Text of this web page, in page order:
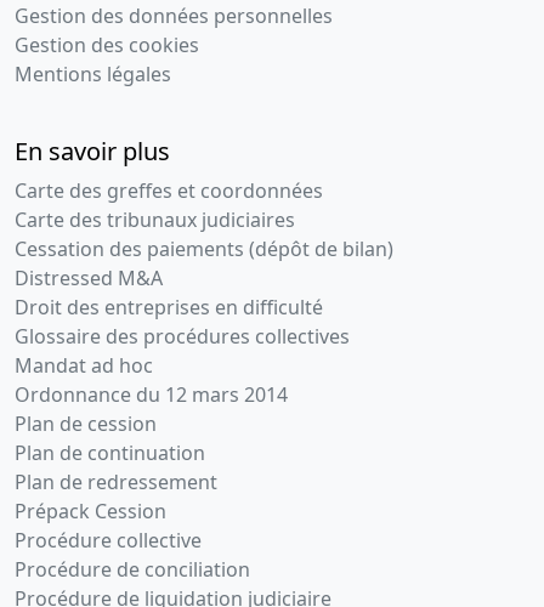
Gestion des données personnelles
Gestion des cookies
Mentions légales
En savoir plus
Carte des greffes et coordonnées
Carte des tribunaux judiciaires
Cessation des paiements (dépôt de bilan)
Distressed M&A
Droit des entreprises en difficulté
Glossaire des procédures collectives
Mandat ad hoc
Ordonnance du 12 mars 2014
Plan de cession
Plan de continuation
Plan de redressement
Prépack Cession
Procédure collective
Procédure de conciliation
Procédure de liquidation judiciaire